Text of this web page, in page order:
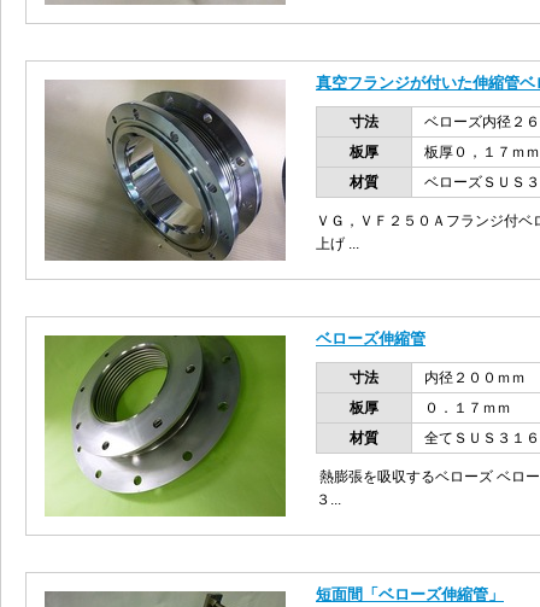
真空フランジが付いた伸縮管ベ
寸法
ベローズ内径２
板厚
板厚０，１７ｍｍ
材質
ベローズＳＵＳ
ＶＧ，ＶＦ２５０Ａフランジ
上げ ...
ベローズ伸縮管
寸法
内径２００ｍｍ
板厚
０．１７ｍｍ
材質
全てＳＵＳ３１
熱膨張を吸収するベローズ ベ
３...
短面間「ベローズ伸縮管」